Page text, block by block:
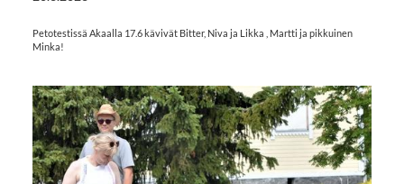
Petotestissä Akaalla 17.6 kävivät Bitter, Niva ja Likka , Martti ja pikkuinen
Minka!